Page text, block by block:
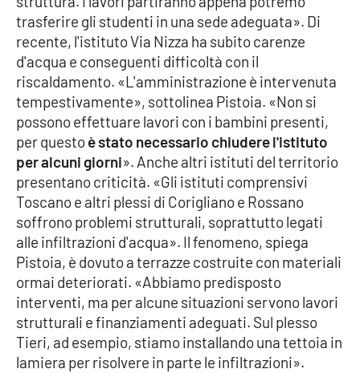
trasferire gli studenti in una sede adeguata». Di
recente, l'istituto Via Nizza ha subito carenze
d'acqua e conseguenti difficoltà con il
riscaldamento. «L'amministrazione è intervenuta
tempestivamente», sottolinea Pistoia. «Non si
possono effettuare lavori con i bambini presenti,
per questoè stato necessario chiudere l'istituto
per alcuni giorni». Anche altri istituti del territorio
presentano criticità. «Gli istituti comprensivi
Toscano e altri plessi di Corigliano e Rossano
soffrono problemi strutturali, soprattutto legati
alle infiltrazioni d'acqua». Il fenomeno, spiega
Pistoia, è dovuto a terrazze costruite con materiali
ormai deteriorati. «Abbiamo predisposto
interventi, ma per alcune situazioni servono lavori
strutturali e finanziamenti adeguati. Sul plesso
Tieri, ad esempio, stiamo installando una tettoia in
lamiera per risolvere in parte le infiltrazioni».